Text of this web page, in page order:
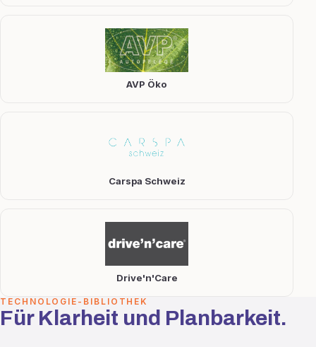
AVP Öko
Carspa Schweiz
Drive'n'Care
TECHNOLOGIE-BIBLIOTHEK
Für Klarheit und Planbarkeit.